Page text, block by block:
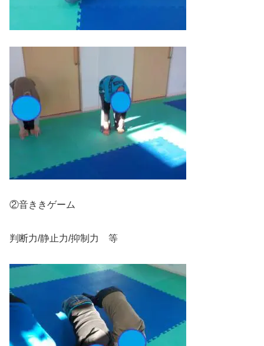
②音ききゲーム
判断力/静止力/抑制力 等